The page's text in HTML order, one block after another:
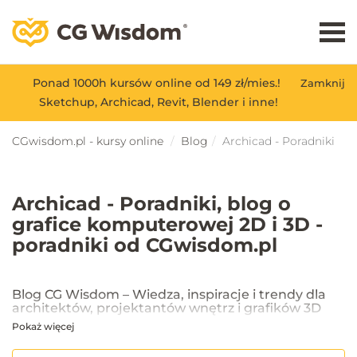
Zamknij
Ponad 1000h kursów online od 149 zł/mies.!
Sketchup, Archicad, Revit, Blender i inne!
CGwisdom.pl - kursy online Blog Archicad - Poradniki
Archicad - Poradniki, blog o
grafice komputerowej 2D i 3D -
poradniki od CGwisdom.pl
Blog CG Wisdom – Wiedza, inspiracje i trendy dla
architektów, projektantów wnętrz i grafików 3D
Na blogu CG Wisdom znajdziesz praktyczne porady, inspiracje oraz
Pokaż więcej